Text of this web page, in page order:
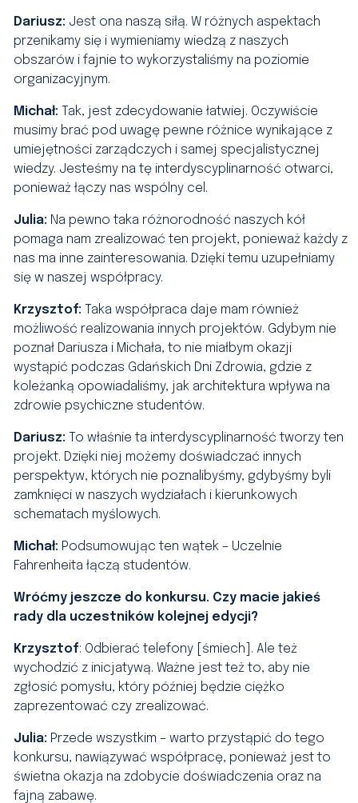
Dariusz: Jest ona naszą siłą. W różnych aspektach
przenikamy się i wymieniamy wiedzą z naszych
obszarów i fajnie to wykorzystaliśmy na poziomie
organizacyjnym.
Michał: Tak, jest zdecydowanie łatwiej. Oczywiście
musimy brać pod uwagę pewne różnice wynikające z
umiejętności zarządczych i samej specjalistycznej
wiedzy. Jesteśmy na tę interdyscyplinarność otwarci,
ponieważ łączy nas wspólny cel.
Julia: Na pewno taka różnorodność naszych kół
pomaga nam zrealizować ten projekt, ponieważ każdy z
nas ma inne zainteresowania. Dzięki temu uzupełniamy
się w naszej współpracy.
Krzysztof:
Taka współpraca daje mam również
możliwość realizowania innych projektów. Gdybym nie
poznał Dariusza i Michała, to nie miałbym okazji
wystąpić podczas Gdańskich Dni Zdrowia, gdzie z
koleżanką opowiadaliśmy, jak architektura wpływa na
zdrowie psychiczne studentów.
Dariusz:
To właśnie ta interdyscyplinarność tworzy ten
projekt. Dzięki niej możemy doświadczać innych
perspektyw, których nie poznalibyśmy, gdybyśmy byli
zamknięci w naszych wydziałach i kierunkowych
schematach myślowych.
Michał: Podsumowując ten wątek – Uczelnie
Fahrenheita łączą studentów.
Wróćmy jeszcze do konkursu. Czy macie jakieś
rady dla uczestników kolejnej edycji?
Krzysztof: Odbierać telefony [śmiech]. Ale też
wychodzić z inicjatywą. Ważne jest też to, aby nie
zgłosić pomysłu, który później będzie ciężko
zaprezentować czy zrealizować.
Julia: Przede wszystkim – warto przystąpić do tego
konkursu, nawiązywać współpracę, ponieważ jest to
świetna okazja na zdobycie doświadczenia oraz na
fajną zabawę.